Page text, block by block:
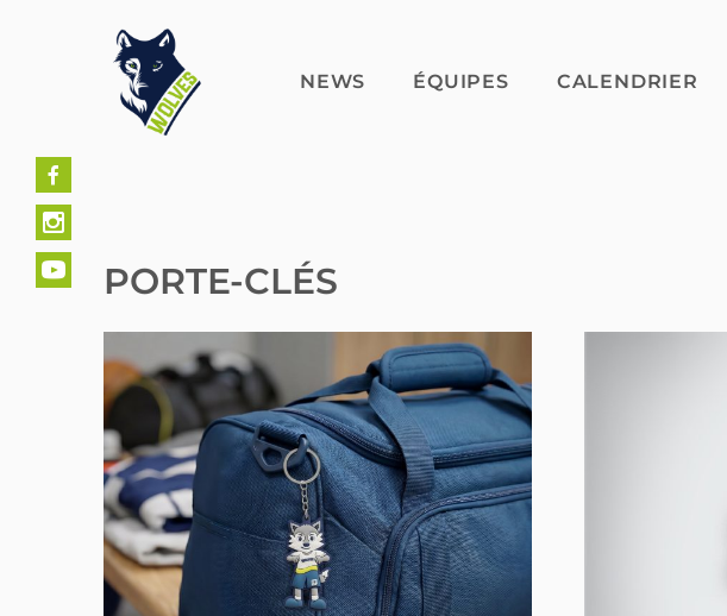
NEWS ÉQUIPES CALENDRIER
PORTE-CLÉS